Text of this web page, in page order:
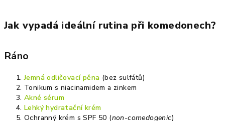
Jak vypadá ideální rutina při komedonech?
Ráno
Jemná odličovací pěna (bez sulfátů)
Tonikum s niacinamidem a zinkem
Akné sérum
Lehký hydratační krém
Ochranný krém s SPF 50 (non-comedogenic)